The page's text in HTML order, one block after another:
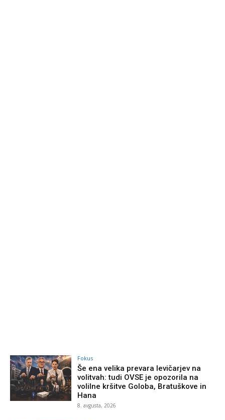
Fokus
Še ena velika prevara levičarjev na
volitvah: tudi OVSE je opozorila na
volilne kršitve Goloba, Bratuškove in
Hana
8. avgusta, 2026